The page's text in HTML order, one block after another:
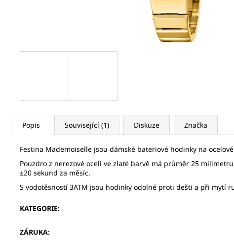
Popis Související (1) Diskuze Značka
Festina Mademoiselle jsou dámské bateriové hodinky na
Pouzdro z nerezové oceli ve zlaté barvě má průměr 25
±20 sekund za měsíc.
S vodotěsností 3ATM jsou hodinky odolné proti dešti a při mytí
KATEGORIE:
ZÁRUKA: